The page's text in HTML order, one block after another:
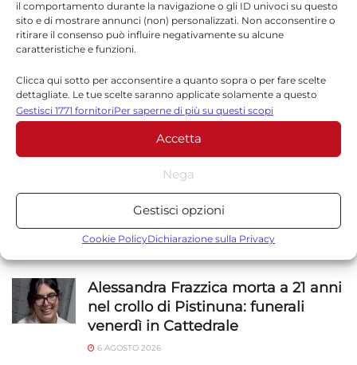
il comportamento durante la navigazione o gli ID univoci su questo
sito e di mostrare annunci (non) personalizzati. Non acconsentire o
ritirare il consenso può influire negativamente su alcune
caratteristiche e funzioni.
Clicca qui sotto per acconsentire a quanto sopra o per fare scelte
dettagliate. Le tue scelte saranno applicate solamente a questo
sito. È possibile modificare le impostazioni in qualsiasi momento,
compreso il ritiro del consenso, utilizzando i pulsanti della Cookie
Policy o cliccando sul pulsante di gestione del consenso nella parte
inferiore dello schermo.
Statistiche
Archiviare informazioni su dispositivo e/o accedervi, Misurare le
prestazioni degli annunci, Misurare le prestazioni dei contenuti,
combinazione di dati provenienti da fonti diverse.
Marketing
dati limitati per la selezione della pubblicità, Creare profili per la
Gestisci 1771 fornitoriPer saperne di più su questi scopi
Accetta
Nega
Gestisci opzioni
Cookie PolicyDichiarazione sulla Privacy
Sito web
Etna in eruzione, Catania: arrivi
sospesi a Fontanarossa
Alessandra Frazzica morta a 21 anni
nel crollo di Pistinuna: funerali
venerdì in Cattedrale
6 AGOSTO 2026